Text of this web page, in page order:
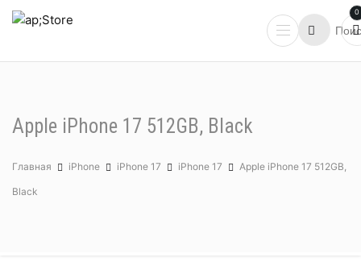
0
Apple iPhone 17 512GB, Black
Главная iPhone iPhone 17 iPhone 17 Apple iPhone 17 512GB,
Black